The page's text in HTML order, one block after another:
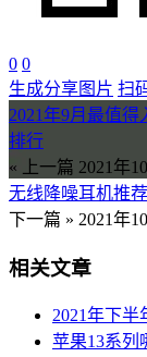
0 0
生成分享图片 扫
2021年9月最值
排行
« 上一篇 2021年
无线降噪耳机推
下一篇 » 2021年
相关文章
2021年下半
苹果13系列